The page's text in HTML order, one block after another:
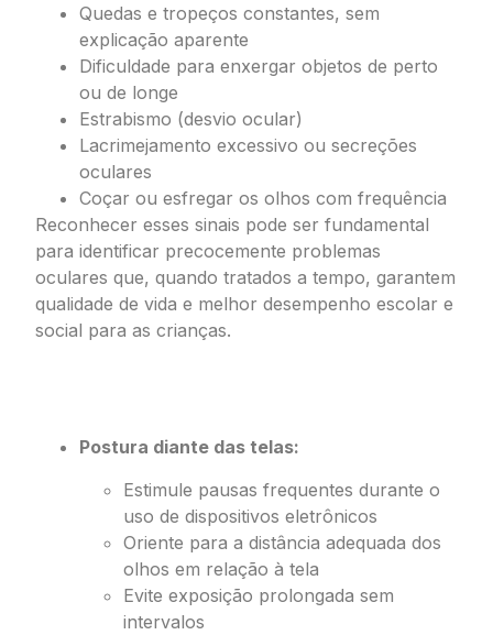
Quedas e tropeços constantes, sem
explicação aparente
Dificuldade para enxergar objetos de perto
ou de longe
Estrabismo (desvio ocular)
Lacrimejamento excessivo ou secreções
oculares
Coçar ou esfregar os olhos com frequência
Reconhecer esses sinais pode ser fundamental
para identificar precocemente problemas
oculares que, quando tratados a tempo, garantem
qualidade de vida e melhor desempenho escolar e
social para as crianças.
Postura diante das telas:
Estimule pausas frequentes durante o
uso de dispositivos eletrônicos
Oriente para a distância adequada dos
olhos em relação à tela
Evite exposição prolongada sem
intervalos